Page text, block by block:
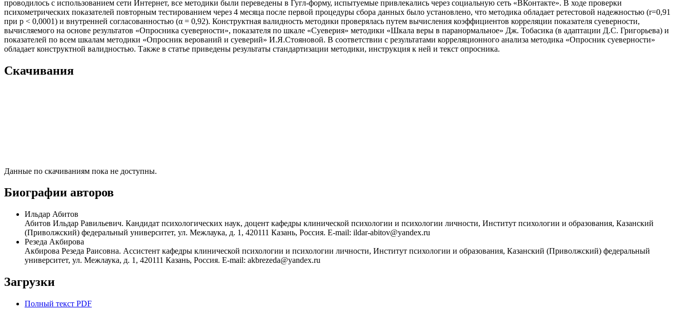
проводилось с использованием сети Интернет, все методики были переведены в Гугл-форму, испытуемые привлекались через социальную сеть «ВКонтакте». В ходе проверки
психометрических показателей повторным тестированием через 4 месяца после первой процедуры сбора данных было установлено, что методика обладает ретестовой надежностью (r=0,91
при p < 0,0001) и внутренней согласованностью (α = 0,92). Конструктная валидность методики проверялась путем вычисления коэффициентов корреляции показателя суеверности,
вычисляемого на основе результатов «Опросника суеверности», показателя по шкале «Суеверия» методики «Шкала веры в паранормальное» Дж. Тобасика (в адаптации Д.С. Григорьева) и
показателей по всем шкалам методики «Опросник верований и суеверий» И.Я.Стояновой. В соответствии с результатами корреляционного анализа методика «Опросник суеверности»
обладает конструктной валидностью. Также в статье приведены результаты стандартизации методики, инструкция к ней и текст опросника.
Скачивания
Данные по скачиваниям пока не доступны.
Биографии авторов
Ильдар Абитов
Абитов Ильдар Равильевич. Кандидат психологических наук, доцент кафедры клинической психологии и психологии личности, Институт психологии и образования, Казанский
(Приволжский) федеральный университет, ул. Межлаука, д. 1, 420111 Казань, Россия. E-mail: ildar-abitov@yandex.ru
Резеда Акбирова
Акбирова Резеда Раисовна. Ассистент кафедры клинической психологии и психологии личности, Институт психологии и образования, Казанский (Приволжский) федеральный
университет, ул. Межлаука, д. 1, 420111 Казань, Россия. E-mail: akbrezeda@yandex.ru
Загрузки
Полный текст PDF